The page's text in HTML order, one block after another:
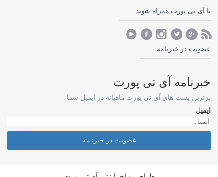
با آی تی پورت همراه شوید
عضویت در خبرنامه
خبرنامه آی تی پورت
برترین پست های آی تی پورت ماهیانه در ایمیل شما
ایمیل
عضویت در خبرنامه